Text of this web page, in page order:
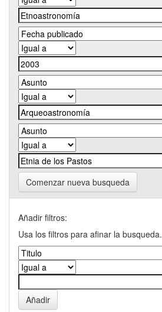
Comenzar nueva busqueda
Añadir filtros:
Usa los filtros para afinar la busqueda.